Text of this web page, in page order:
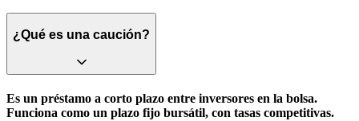
¿Qué es una caución?
Es un préstamo a corto plazo entre inversores en la bolsa.
Funciona como un plazo fijo bursátil, con tasas competitivas.